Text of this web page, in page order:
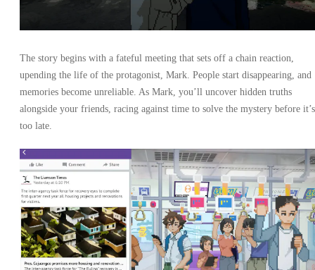
The story begins with a fateful meeting that sets off a chain reaction,
upending the life of the protagonist, Mark. People start disappearing, and
memories become unreliable. As Mark, you’ll uncover hidden truths
alongside your friends, racing against time to solve the mystery before it’s
too late.